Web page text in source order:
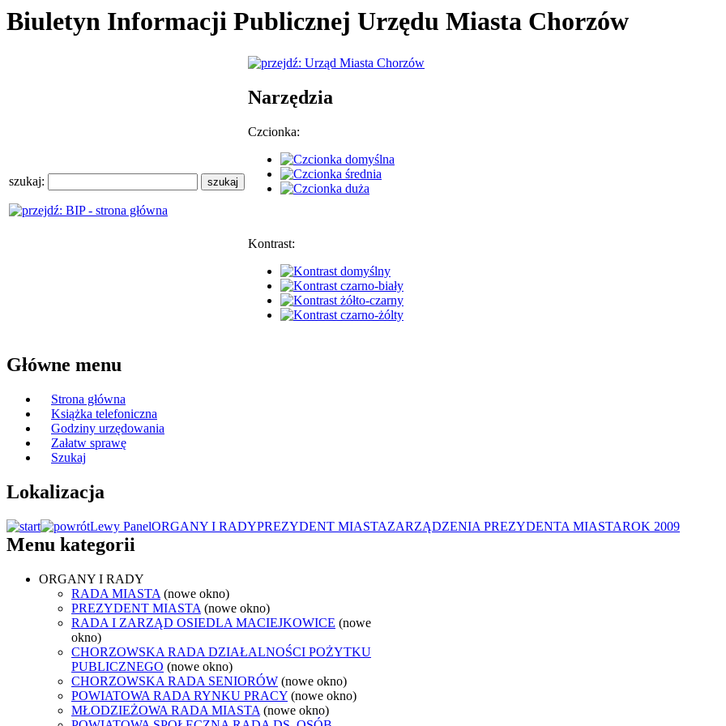
Biuletyn Informacji Publicznej Urzędu Miasta Chorzów
szukaj:
Narzędzia
Czcionka:
Kontrast:
Główne menu
Strona główna
Książka telefoniczna
Godziny urzędowania
Załatw sprawę
Szukaj
Lokalizacja
Lewy PanelORGANY I RADYPREZYDENT MIASTAZARZĄDZENIA PREZYDENTA MIASTAROK 2009
Menu kategorii
ORGANY I RADY
RADA MIASTA (nowe okno)
PREZYDENT MIASTA (nowe okno)
RADA I ZARZĄD OSIEDLA MACIEJKOWICE (nowe
okno)
CHORZOWSKA RADA DZIAŁALNOŚCI POŻYTKU
PUBLICZNEGO (nowe okno)
CHORZOWSKA RADA SENIORÓW (nowe okno)
POWIATOWA RADA RYNKU PRACY (nowe okno)
MŁODZIEŻOWA RADA MIASTA (nowe okno)